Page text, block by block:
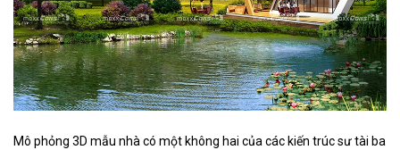
Mô phỏng 3D mẫu nhà có một không hai của các kiến trúc sư tài ba